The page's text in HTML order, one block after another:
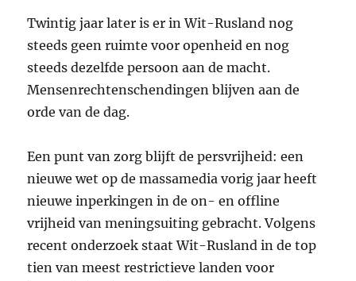
Twintig jaar later is er in Wit-Rusland nog
steeds geen ruimte voor openheid en nog
steeds dezelfde persoon aan de macht.
Mensenrechtenschendingen blijven aan de
orde van de dag.
Een punt van zorg blijft de persvrijheid: een
nieuwe wet op de massamedia vorig jaar heeft
nieuwe inperkingen in de on- en offline
vrijheid van meningsuiting gebracht. Volgens
recent onderzoek staat Wit-Rusland in de top
tien van meest restrictieve landen voor